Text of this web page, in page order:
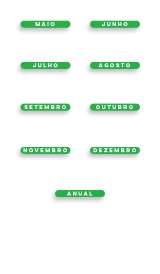
Maio Junho
Julho Agosto
Setembro Outubro
Novembro Dezembro
ANUAL